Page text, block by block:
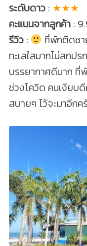
ระดับดาว: ★★★
คะแนนจากลูกค้า:
รีวิว:
ที่พักติดชา
ทะเลใสมากไม่สกป
บรรยากาศดีมาก ที่
ช่วงโควิด คนเงียบ
สบายๆ ไว้จะมาอีกค